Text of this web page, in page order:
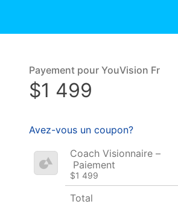
Payement pour YouVision Fr
$1 499
Avez-vous un coupon?
Coach Visionnaire –
Paiement
$1 499
Total